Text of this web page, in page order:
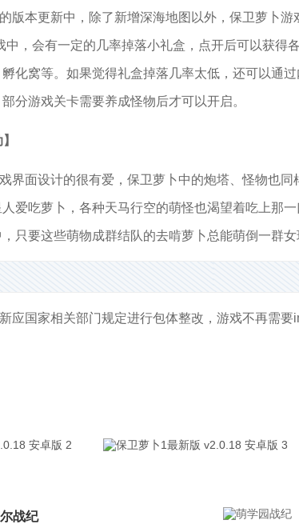
版本更新中，除了新增深海地图以外，保卫萝卜游
中，会有一定的几率掉落小礼盒，点开后可以获得
化窝等。如果觉得礼盒掉落几率太低，还可以通
分游戏关卡需要养成怪物后才可以开启。
界面设计的很有爱，保卫萝卜中的炮塔、怪物也
爱吃萝卜，各种天马行空的萌怪也渴望着吃上那
只要这些萌物成群结队的去啃萝卜总能萌倒一群女
应国家相关部门规定进行包体整改，游戏不再需
战纪